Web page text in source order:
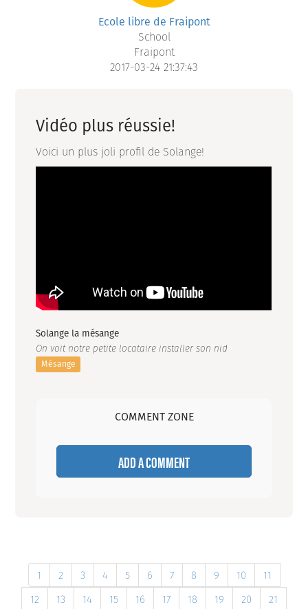
Ecole libre de Fraipont
School
Fraipont
2017-03-24 21:37:43
Vidéo plus réussie!
Voici un plus joli profil de Solange!
Solange la mésange
On voit notre petite locataire installer son nid
Mésange
COMMENT ZONE
ADD A COMMENT
1 2 3 4 5 6 7 8 9 10
11
12
13 14 15 16 17 18 19 20
21